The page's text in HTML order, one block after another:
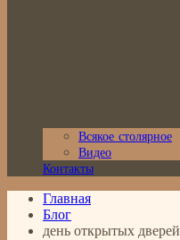
Всякое столярное
Видео
Контакты
Главная
Блог
день открытых дверей